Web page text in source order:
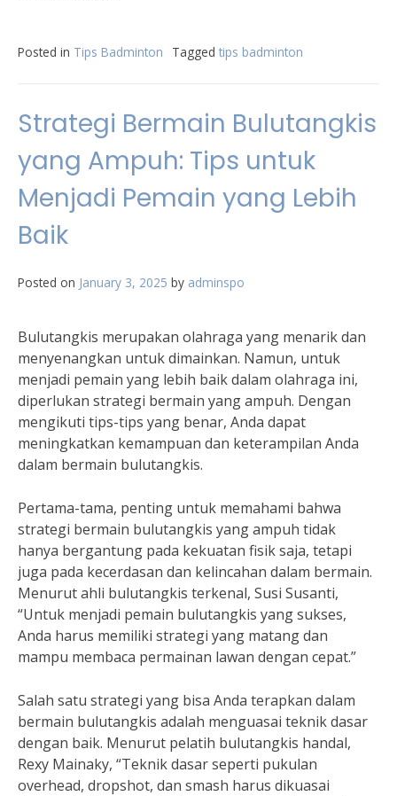
Posted in Tips Badminton Tagged tips badminton
Strategi Bermain Bulutangkis
yang Ampuh: Tips untuk
Menjadi Pemain yang Lebih
Baik
Posted on January 3, 2025 by adminspo
Bulutangkis merupakan olahraga yang menarik dan
menyenangkan untuk dimainkan. Namun, untuk
menjadi pemain yang lebih baik dalam olahraga ini,
diperlukan strategi bermain yang ampuh. Dengan
mengikuti tips-tips yang benar, Anda dapat
meningkatkan kemampuan dan keterampilan Anda
dalam bermain bulutangkis.
Pertama-tama, penting untuk memahami bahwa
strategi bermain bulutangkis yang ampuh tidak
hanya bergantung pada kekuatan fisik saja, tetapi
juga pada kecerdasan dan kelincahan dalam bermain.
Menurut ahli bulutangkis terkenal, Susi Susanti,
“Untuk menjadi pemain bulutangkis yang sukses,
Anda harus memiliki strategi yang matang dan
mampu membaca permainan lawan dengan cepat.”
Salah satu strategi yang bisa Anda terapkan dalam
bermain bulutangkis adalah menguasai teknik dasar
dengan baik. Menurut pelatih bulutangkis handal,
Rexy Mainaky, “Teknik dasar seperti pukulan
overhead, dropshot, dan smash harus dikuasai